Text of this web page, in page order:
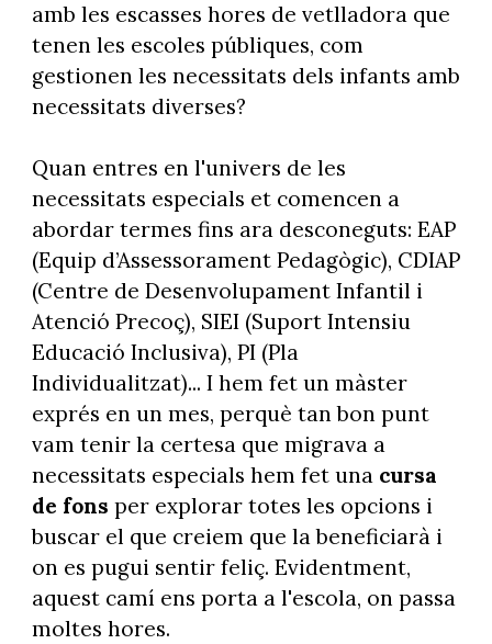
amb les escasses hores de vetlladora que
tenen les escoles públiques, com
gestionen les necessitats dels infants amb
necessitats diverses?
Quan entres en l'univers de les
necessitats especials et comencen a
abordar termes fins ara desconeguts: EAP
(Equip d’Assessorament Pedagògic), CDIAP
(Centre de Desenvolupament Infantil i
Atenció Precoç), SIEI (Suport Intensiu
Educació Inclusiva), PI (Pla
Individualitzat)... I hem fet un màster
exprés en un mes, perquè tan bon punt
vam tenir la certesa que migrava a
necessitats especials hem fet una cursa
de fons per explorar totes les opcions i
buscar el que creiem que la beneficiarà i
on es pugui sentir feliç. Evidentment,
aquest camí ens porta a l'escola, on passa
moltes hores.